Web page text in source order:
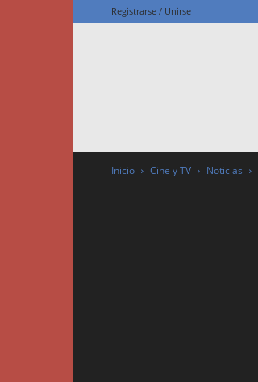
Registrarse / Unirse
Inicio Cine y TV Noticias